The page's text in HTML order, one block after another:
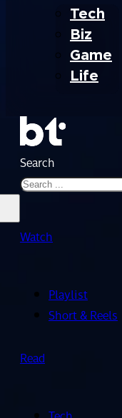
Tech
Biz
Game
Life
Search
Watch
Playlist
Short & Reels
Read